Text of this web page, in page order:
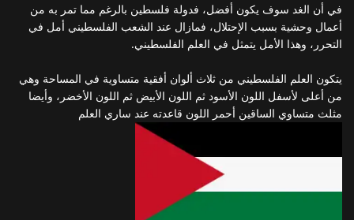
في أن الغد سوف يكون أفضل، فدولة فلسطين بالرغم مما تمر به من
أعمال وحشية بسبب الإحتلال، فمازال عند الشعب الفلسطيني أمل في
التحرر، وهذا الأمل يتمثل في العلم الفلسطيني.
يتكون العلم الفلسطيني من ثلاث ألوان أفقية متساوية في المساحة وهي
من أعلى لأسفل اللون الأسود ثم اللون الأبيض ثم اللون الأخضر، وأيضا
مثلث متساوي الساقين أحمر اللون قاعدته عند ساري العلم